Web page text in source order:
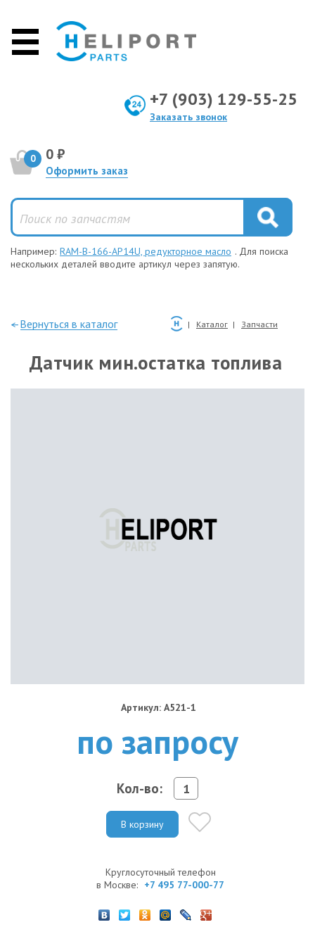
+7 (903) 129-55-25
Заказать звонок
0 0 ₽
Оформить заказ
Например: RAM-B-166-AP14U, редукторное масло . Для поиска
нескольких деталей вводите артикул через запятую.
—Вернуться в каталог Каталог Запчасти
Датчик мин.остатка топлива
Артикул: A521-1
по запросу
Кол-во:
В корзину
Круглосуточный телефон
в Москве: +7 495 77-000-77